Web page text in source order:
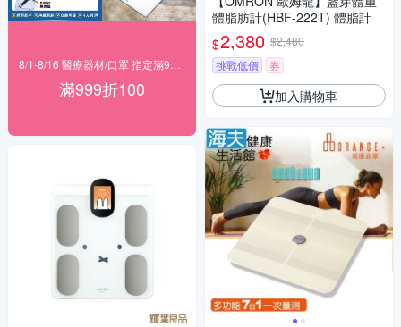
滿999折100
體脂肪計(HBF-222T) 體脂計
$2,380 $2,480
挑戰低價
券
加入購物車